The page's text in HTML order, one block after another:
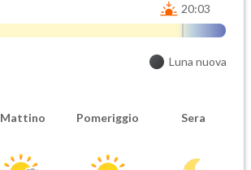
20:03
Luna nuova
Mattino Pomeriggio Sera